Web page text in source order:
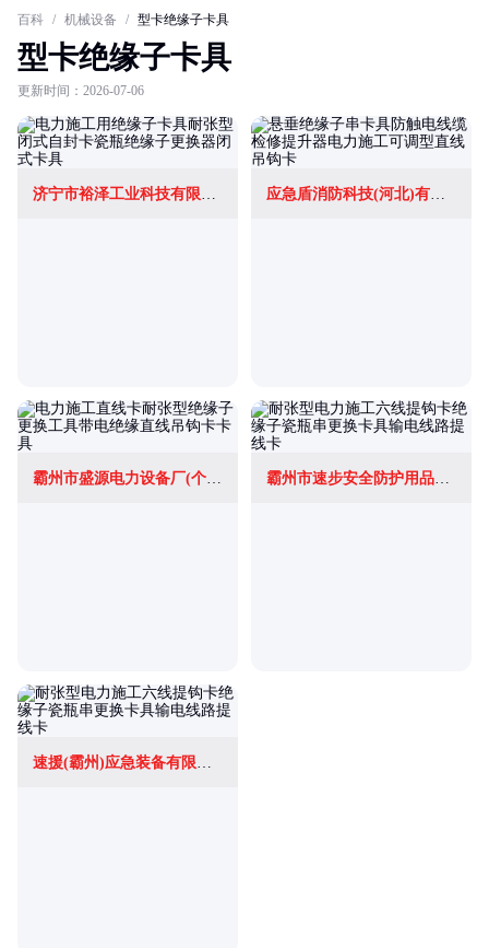
百科 / 机械设备 / 型卡绝缘子卡具
型卡绝缘子卡具
更新时间：2026-07-06
济宁市裕泽工业科技有限公司 应急盾消防科技(河北)有限公司
霸州市盛源电力设备厂(个体工商户) 霸州市速步安全防护用品经营部
速援(霸州)应急装备有限公司